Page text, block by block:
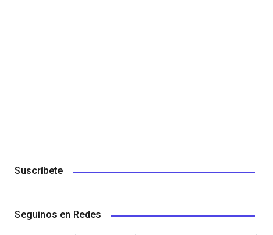
Suscríbete
Seguinos en Redes